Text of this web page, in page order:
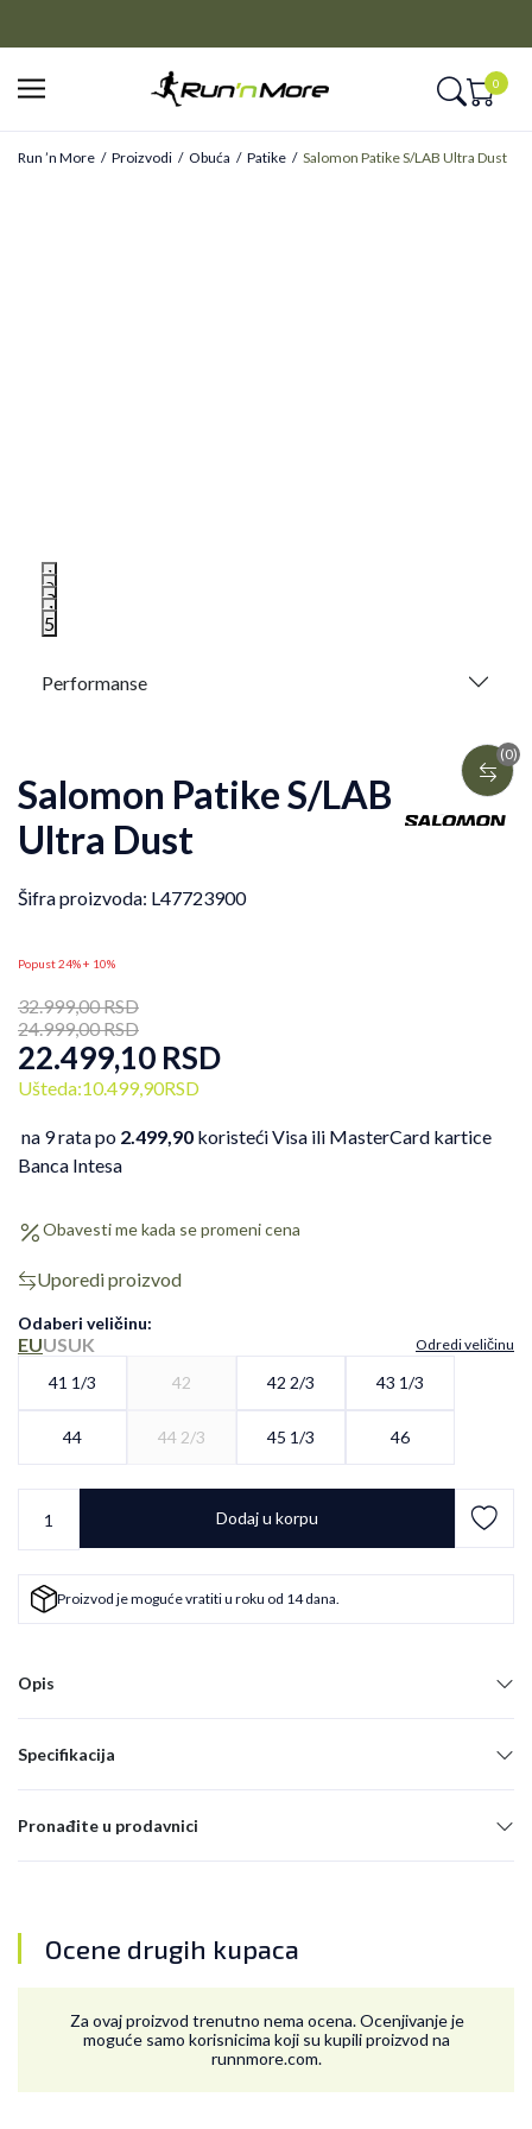
0
Run ’n More Proizvodi Obuća Patike Salomon Patike S/LAB Ultra Dust
(0)
1
2
3
4
5
Performanse
Salomon Patike S/LAB
Ultra Dust
Šifra proizvoda: L47723900
Popust 24% + 10%
32.999,00RSD
24.999,00RSD
22.499,10 RSD
Ušteda:10.499,90RSD
na 9 rata po 2.499,90 koristeći Visa ili MasterCard kartice
Banca Intesa
Obavesti me kada se promeni cena
Uporedi proizvod
Odaberi veličinu:
EUUSUK Odredi veličinu
41 1/3 42 42 2/3 43 1/3
44 44 2/3 45 1/3 46
Dodaj u korpu
Proizvod je moguće vratiti u roku od 14 dana.
Opis
Specifikacija
Pronađite u prodavnici
Ocene drugih kupaca
Za ovaj proizvod trenutno nema ocena. Ocenjivanje je
moguće samo korisnicima koji su kupili proizvod na
runnmore.com.